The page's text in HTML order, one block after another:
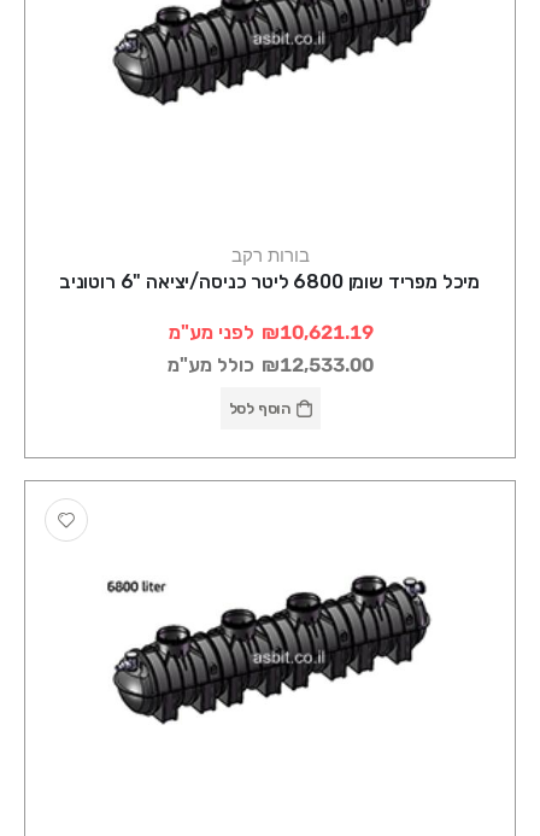
בורות רקב
מיכל מפריד שומן 6800 ליטר כניסה/יציאה "6 רוטוניב
₪10,621.19 לפני מע"מ
₪12,533.00 כולל מע"מ
הוסף לסל